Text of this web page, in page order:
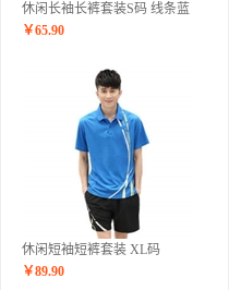
休闲长袖长裤套装S码 线条蓝
￥65.90
休闲短袖短裤套装 XL码
￥89.90